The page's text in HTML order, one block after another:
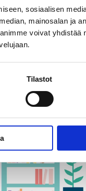
sosiaalisen
mainosalan ja
voivat yhdistää
Tilastot